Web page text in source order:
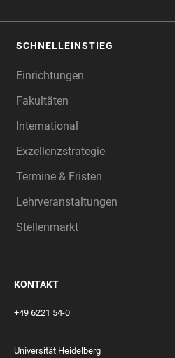
SCHNELLEINSTIEG
Einrichtungen
Fakultäten
International
Exzellenzstrategie
Termine & Fristen
Lehrveranstaltungen
Stellenmarkt
KONTAKT
+49 6221 54-0
Universität Heidelberg